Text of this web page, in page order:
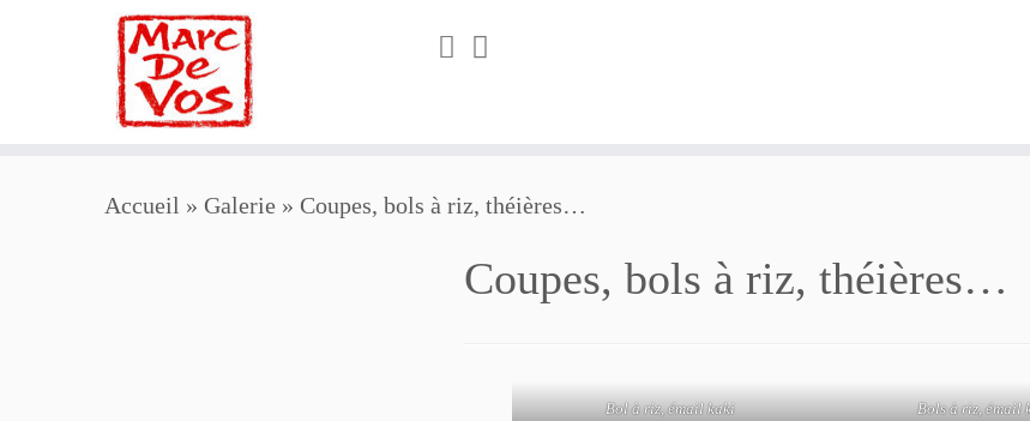
Accueil » Galerie » Coupes, bols à riz, théières…
Coupes, bols à riz, théières…
Bol à riz, émail kaki Bols à riz, émail